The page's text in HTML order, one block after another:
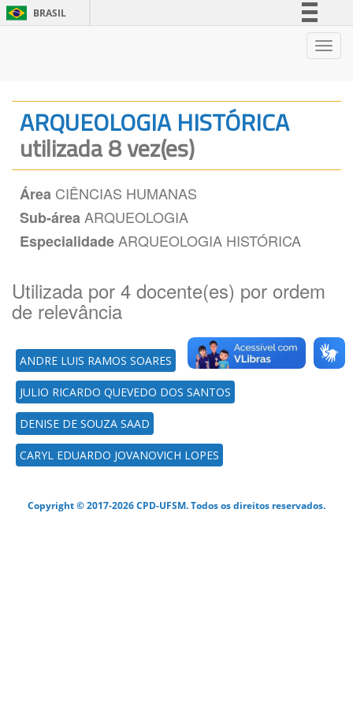
BRASIL
Acesso à informação
Legislação
ARQUEOLOGIA HISTÓRICA
utilizada 8 vez(es)
Área CIÊNCIAS HUMANAS
Sub-área ARQUEOLOGIA
Especialidade ARQUEOLOGIA HISTÓRICA
Utilizada por 4 docente(es) por ordem
de relevância
ANDRE LUIS RAMOS SOARES
JULIO RICARDO QUEVEDO DOS SANTOS
DENISE DE SOUZA SAAD
CARYL EDUARDO JOVANOVICH LOPES
Copyright © 2017-2026 CPD-UFSM. Todos os direitos reservados.